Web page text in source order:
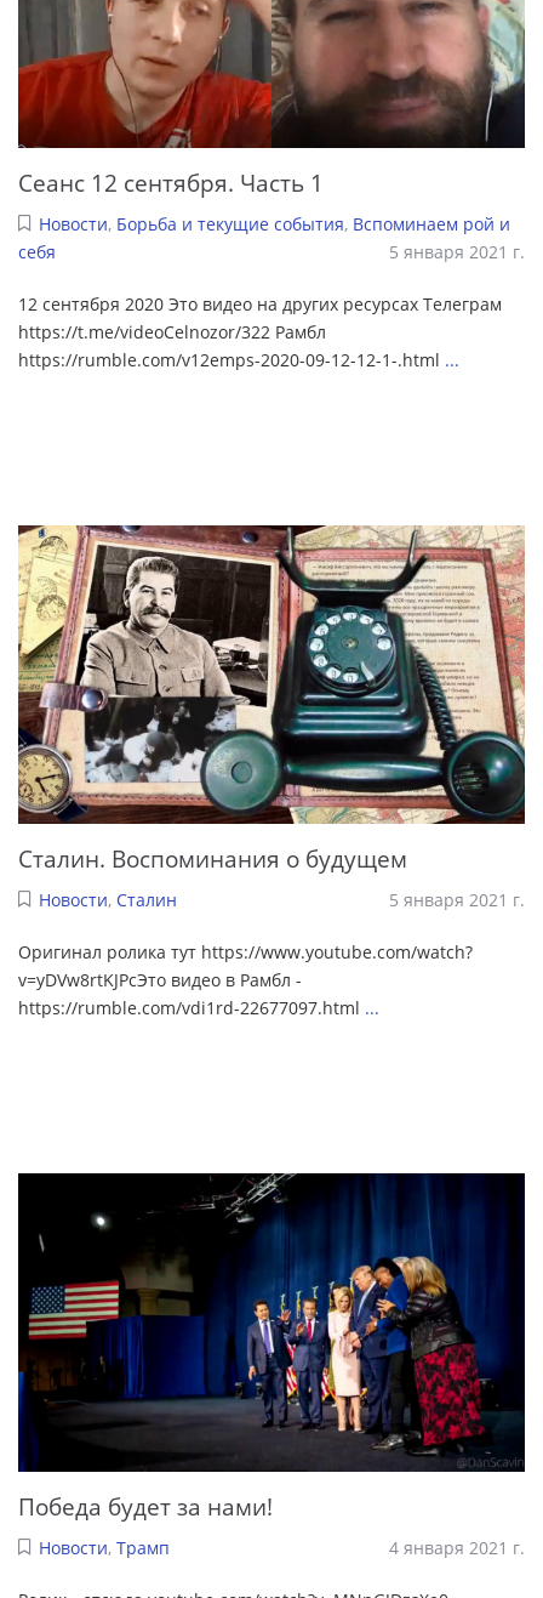
Сеанс 12 сентября. Часть 1
Новости, Борьба и текущие события, Вспоминаем рой и
себя
5 января 2021 г.
12 сентября 2020 Это видео на других ресурсах Телеграм
https://t.me/videoCelnozor/322 Рамбл
https://rumble.com/v12emps-2020-09-12-12-1-.html ...
Сталин. Воспоминания о будущем
Новости, Сталин 5 января 2021 г.
Оригинал ролика тут https://www.youtube.com/watch?
v=yDVw8rtKJPcЭто видео в Рамбл -
https://rumble.com/vdi1rd-22677097.html ...
Победа будет за нами!
Новости, Трамп 4 января 2021 г.